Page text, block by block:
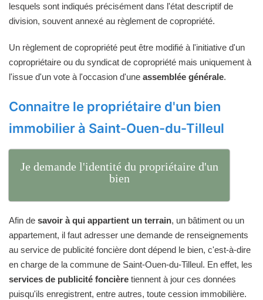
lesquels sont indiqués précisément dans l'état descriptif de
division, souvent annexé au règlement de copropriété.
Un règlement de copropriété peut être modifié à l'initiative d'un
copropriétaire ou du syndicat de copropriété mais uniquement à
l'issue d'un vote à l'occasion d'une assemblée générale.
Connaitre le propriétaire d'un bien
immobilier à Saint-Ouen-du-Tilleul
Je demande l'identité du propriétaire d'un
bien
Afin de savoir à qui appartient un terrain, un bâtiment ou un
appartement, il faut adresser une demande de renseignements
au service de publicité foncière dont dépend le bien, c'est-à-dire
en charge de la commune de Saint-Ouen-du-Tilleul. En effet, les
services de publicité foncière tiennent à jour ces données
puisqu'ils enregistrent, entre autres, toute cession immobilière.